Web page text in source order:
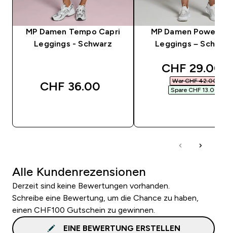
MP Damen Tempo Capri
Leggings - Schwarz
CHF 36.00‎
MP Damen Power
Leggings –
discounted
CHF 29.00‎
War CHF 42.00‎
Spare CHF 13.00‎
Alle Kundenrezensionen
Derzeit sind keine Bewertungen vorhanden.
Schreibe eine Bewertung, um die Chance zu haben,
einen CHF100 Gutschein zu gewinnen.
EINE BEWERTUNG ERSTELLEN